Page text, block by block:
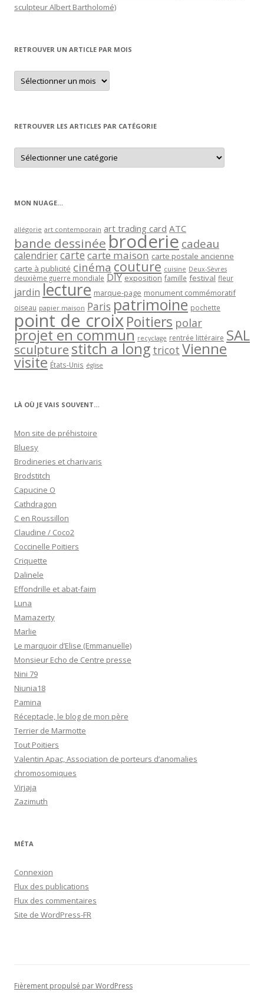
sculpteur Albert Bartholomé)
RETROUVER UN ARTICLE PAR MOIS
Retrouver
un
article
RETROUVER LES ARTICLES PAR CATÉGORIE
Retrouver
les
articles
MON NUAGE…
allégorie art contemporain art trading card ATC
bande dessinée broderie cadeau
calendriercartecarte maison carte postale ancienne
carte à publicité cinéma couture cuisine Deux-Sèvres
deuxième guerre mondiale DIY exposition famille festival fleur
jardin lecture marque-page monument commémoratif
oiseau papier maison Paris patrimoine pochette
point de croixPoitiers polar
projet en commun recyclage rentrée littéraire SAL
sculpturestitch a long tricot Vienne
visite États-Unis église
LÀ OÙ JE VAIS SOUVENT…
Mon site de préhistoire
Bluesy
Brodineries et charivaris
Brodstitch
Capucine O
Cathdragon
C en Roussillon
Claudine / Coco2
Coccinelle Poitiers
Criquette
Dalinele
Effondrille et abat-faim
Luna
Mamazerty
Marlie
Le marquoir d’Elise (Emmanuelle)
Monsieur Echo de Centre presse
Nini 79
Niunia18
Pamina
Réceptacle, le blog de mon père
Terrier de Marmotte
Tout Poitiers
Valentin Apac, Association de porteurs d’anomalies
chromosomiques
Virjaja
Zazimuth
MÉTA
Connexion
Flux des publications
Flux des commentaires
Site de WordPress-FR
Fièrement propulsé par WordPress